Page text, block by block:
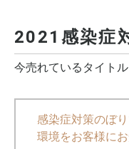
2021感染症
今売れているタイトル
感染症対策のぼ
環境をお客様に